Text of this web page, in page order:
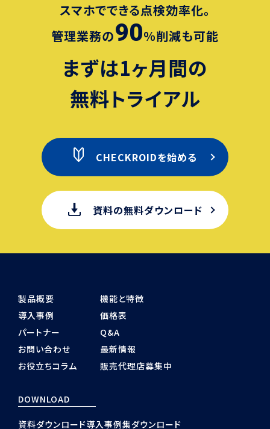
スマホでできる点検効率化。
管理業務の90％削減も可能
まずは1ヶ月間の
無料トライアル
CHECKROIDを始める
資料の無料ダウンロード
製品概要
機能と特徴
導入事例
価格表
パートナー
Q&A
お問い合わせ
最新情報
お役立ちコラム
販売代理店募集中
DOWNLOAD
資料ダウンロード導入事例集ダウンロード